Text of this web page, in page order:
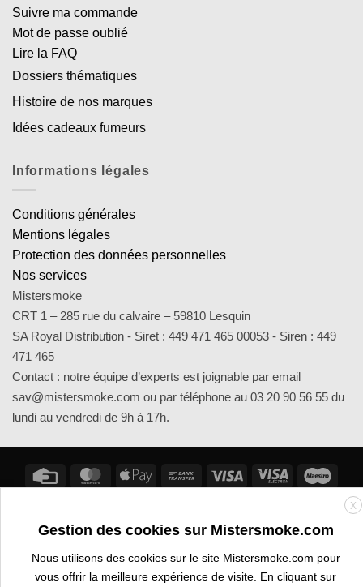
Suivre ma commande
Mot de passe oublié
Lire la FAQ
Dossiers thématiques
Histoire de nos marques
Idées cadeaux fumeurs
Informations légales
Conditions générales
Mentions légales
Protection des données personnelles
Nos services
Mistersmoke
CRT 1 – 285 rue du calvaire – 59810 Lesquin
SA Royal Distribution - Siret : 449 471 465 00053 - Siren : 449
471 465
Contact : notre équipe d’experts est joignable par email
sav@mistersmoke.com ou par téléphone au 03 20 90 56 55 du
lundi au vendredi de 9h à 17h.
Credit
MasterCardApple
Bank
Visa
Visa
X
Gestion des cookies sur Mistersmoke.com
Nous utilisons des cookies sur le site Mistersmoke.com pour
vous offrir la meilleure expérience de visite. En cliquant sur